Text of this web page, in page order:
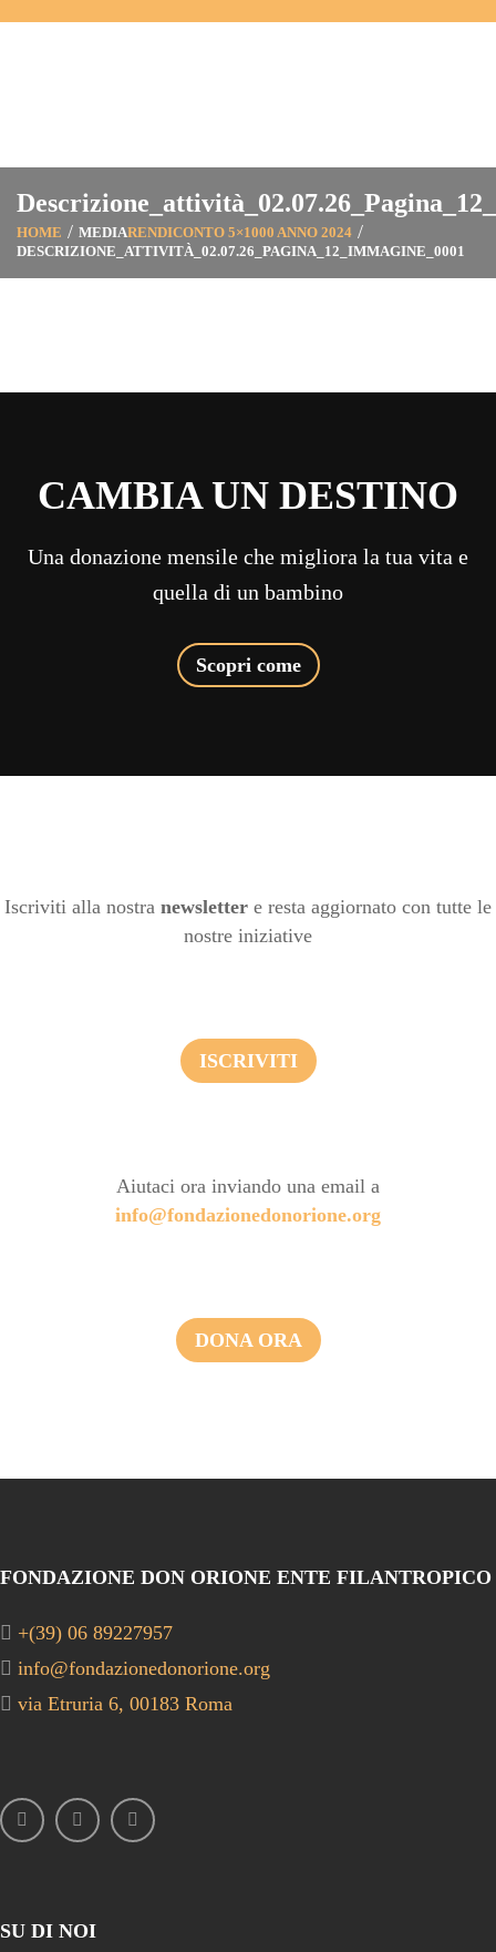
HOME MEDIARENDICONTO 5×1000 ANNO 2024
DESCRIZIONE_ATTIVITÀ_02.07.26_PAGINA_12_IMMAGINE_0001
CAMBIA UN DESTINO
Una donazione mensile che migliora la tua vita e
quella di un bambino
Scopri come
Iscriviti alla nostra newsletter e resta aggiornato con tutte le
nostre iniziative
ISCRIVITI
Aiutaci ora inviando una email a
info@fondazionedonorione.org
DONA ORA
FONDAZIONE DON ORIONE ENTE FILANTROPICO
+(39) 06 89227957
info@fondazionedonorione.org
via Etruria 6, 00183 Roma
SU DI NOI